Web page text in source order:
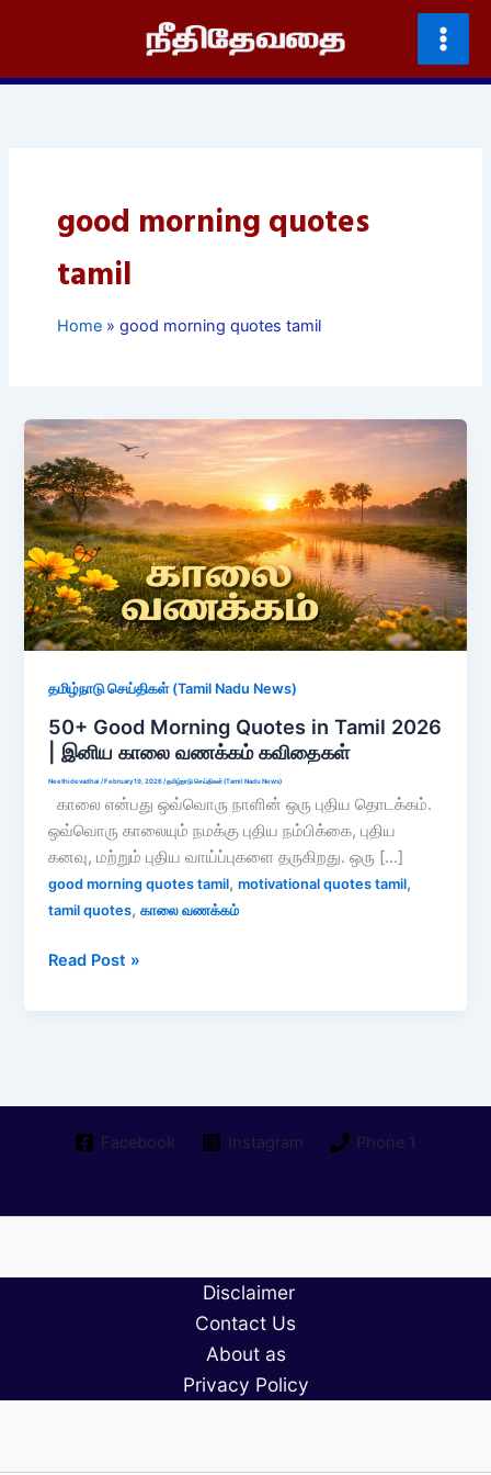
good morning quotes
tamil
Home good morning quotes tamil
தமிழ்நாடு செய்திகள் (Tamil Nadu News)
50+ Good Morning Quotes in Tamil 2026
| இனிய காலை வணக்கம் கவிதைகள்
Neethidevadhai/February 19, 2026/தமிழ்நாடு செய்திகள் (Tamil Nadu News)
காலை என்பது ஒவ்வொரு நாளின் ஒரு புதிய தொடக்கம்.
ஒவ்வொரு காலையும் நமக்கு புதிய நம்பிக்கை, புதிய
கனவு, மற்றும் புதிய வாய்ப்புகளை தருகிறது. ஒரு […]
good morning quotes tamil,motivational quotes tamil,
tamil quotes,காலை வணக்கம்
50+
வணக்கம்
Read Post »
Facebook Instagram Phone 1
Disclaimer
Contact Us
About as
Privacy Policy